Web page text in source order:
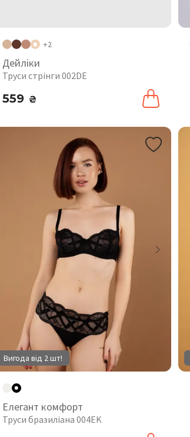
+2
Дейліки
Труси стрінги 002DE
559 ₴
Вигода від 2 шт!
Елегант комфорт
Труси бразиліана 004EK